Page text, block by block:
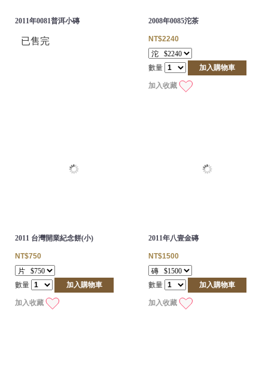
2011年0081普洱小磚
已售完
2008年0085沱茶
NT$2240
數量 加入購物車
加入收藏
2011 台灣開業紀念餅(小)
NT$750
數量 加入購物車
加入收藏
2011年八壹金磚
NT$1500
數量 加入購物車
加入收藏